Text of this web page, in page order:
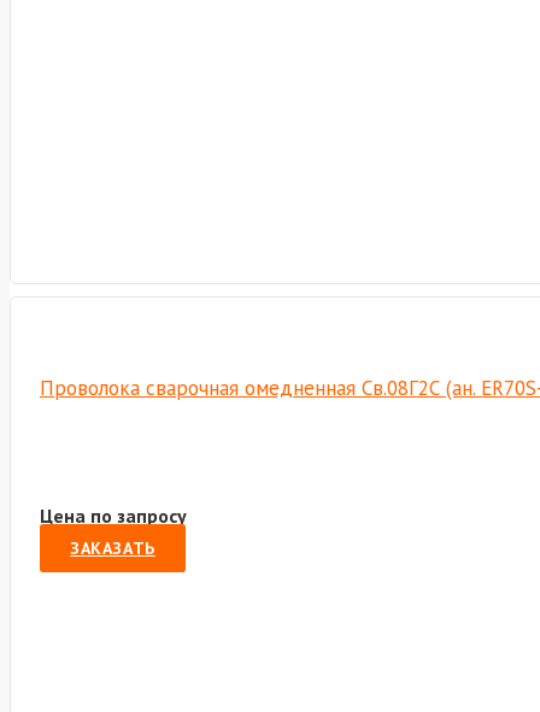
Проволока сварочная омедненная Св.08Г2С (ан.
Цена по запросу
ЗАКАЗАТЬ